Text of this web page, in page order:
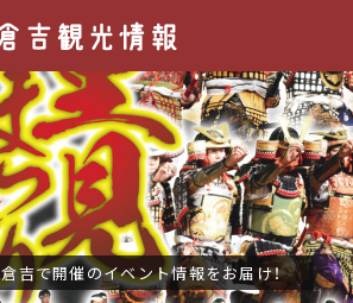
倉吉で開催のイベント情報をお届け！